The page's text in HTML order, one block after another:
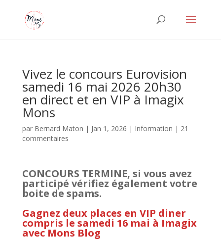
Vivez le concours Eurovision
samedi 16 mai 2026 20h30
en direct et en VIP à Imagix
Mons
par Bernard Maton | Jan 1, 2026 | Information | 21
commentaires
CONCOURS TERMINE, si vous avez
participé vérifiez également votre
boite de spams.
Gagnez deux places en VIP diner
compris le samedi 16 mai à Imagix
avec Mons Blog